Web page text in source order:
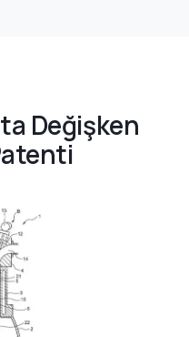
Değişken